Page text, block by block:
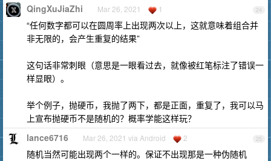
24
QingXuJiaZhi Mar 26, 2021 1
“任何数字都可以在圆周率上出现两次以上，这就意味着组合并
非无限的，会产生重复的结果”
这句话非常刺眼（意思是一眼看过去，就像被红笔标注了错误一
样显眼）。
举个例子，抛硬币，我抛了两下，都是正面，重复了，我可以马
上宣布抛硬币不是随机的？概率学能这样玩？
25
lance6716 Mar 26, 2021 via Android 2
随机当然可能出现两个一样的。保证不出现那是一种伪随机